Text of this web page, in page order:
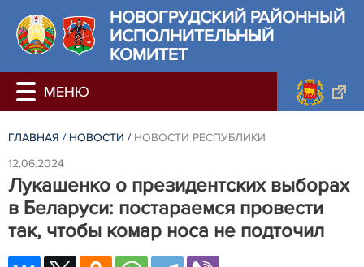
НОВОГРУДСКИЙ РАЙОННЫЙ
ИСПОЛНИТЕЛЬНЫЙ
КОМИТЕТ
ГЛАВНАЯ / НОВОСТИ / НОВОСТИ РЕСПУБЛИКИ
12.06.2024
Лукашенко о президентских выборах
в Беларуси: постараемся провести
так, чтобы комар носа не подточил